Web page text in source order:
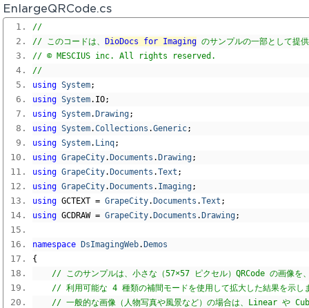
EnlargeQRCode.cs
//
// このコードは、
DioDocs for Imaging のサンプルの一部として提
// © MESCIUS inc. All rights reserved.
//
using System;
using System. IO;
using System. Drawing;
using System.Collections .Generic;
using System. Linq;
using GrapeCity. Documents . Drawing;
using GrapeCity. Documents .Text ;
using GrapeCity. Documents . Imaging;
using GCTEXT = GrapeCity. Documents .Text ;
using GCDRAW = GrapeCity. Documents . Drawing;
namespace DsImagingWeb. Demos
{
// このサンプルは、小さな（57×57 ピクセル）QRCode の画像を
// 利用可能な 4 種類の補間モードを使用して拡大した結果を示し
// 一般的な画像（人物写真や風景など）の場合は、Linear や